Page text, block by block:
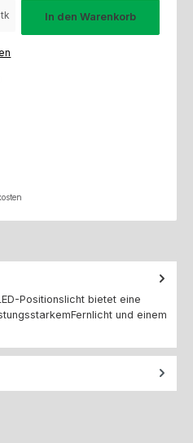
In den Warenkorb
Positionslicht bietet eine
und einem